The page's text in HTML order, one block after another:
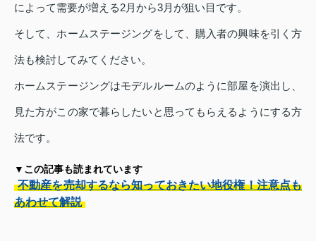
によって需要が増える2月から3月が狙い目です。
そして、ホームステージングをして、購入者の興味を引く方
法も検討してみてください。
ホームステージングはモデルルームのように部屋を演出し、
見た方がこの家で暮らしたいと思ってもらえるようにする方
法です。
▼この記事も読まれています
不動産を売却するなら知っておきたい地役権！注意点も
あわせて解説